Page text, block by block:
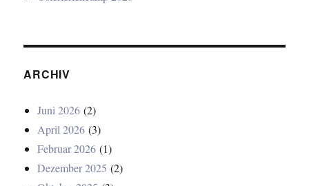
ARCHIV
Juni 2026 (2)
April 2026 (3)
Februar 2026 (1)
Dezember 2025 (2)